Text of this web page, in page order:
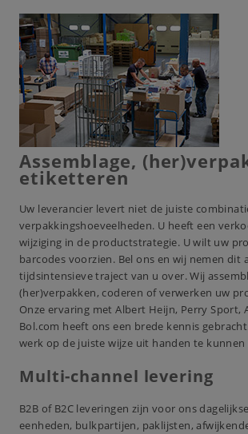
Assemblage,
etiketteren
Uw leverancier levert niet de juiste
verpakkingshoeveelheden. U heeft een
wijziging in de productstrategie. U wilt uw
barcodes voorzien. Bel ons en wij nemen dit
tijdsintensieve traject van u over. Wij
(her)verpakken, coderen of verwerken uw
Onze ervaring met Albert Heijn, Perry Sport,
Bol.com heeft ons een brede kennis
werk op de juiste wijze uit handen te kunnen
Multi-channel levering
B2B of B2C leveringen zijn voor ons
eenheden, bulkpartijen, paklijsten,